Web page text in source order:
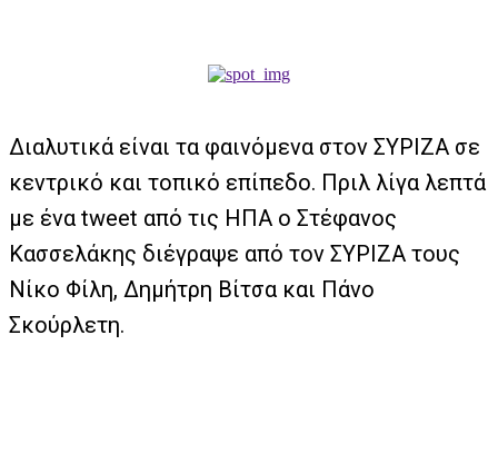
Διαλυτικά είναι τα φαινόμενα στον ΣΥΡΙΖΑ σε
κεντρικό και τοπικό επίπεδο. Πριλ λίγα λεπτά
με ένα tweet από τις ΗΠΑ ο Στέφανος
Κασσελάκης διέγραψε από τον ΣΥΡΙΖΑ τους
Νίκο Φίλη, Δημήτρη Βίτσα και Πάνο
Σκούρλετη.